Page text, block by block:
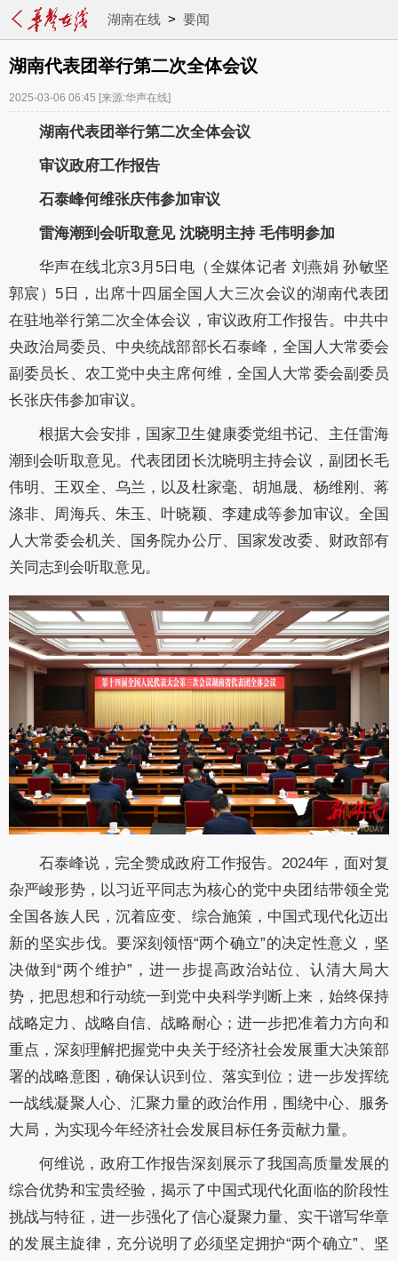
湖南在线> 要闻
湖南代表团举行第二次全体会议
2025-03-06 06:45 [来源:华声在线]
湖南代表团举行第二次全体会议
审议政府工作报告
石泰峰何维张庆伟参加审议
雷海潮到会听取意见 沈晓明主持 毛伟明参加
华声在线北京3月5日电（全媒体记者 刘燕娟 孙敏坚
郭宸）5日，出席十四届全国人大三次会议的湖南代表团
在驻地举行第二次全体会议，审议政府工作报告。中共中
央政治局委员、中央统战部部长石泰峰，全国人大常委会
副委员长、农工党中央主席何维，全国人大常委会副委员
长张庆伟参加审议。
根据大会安排，国家卫生健康委党组书记、主任雷海
潮到会听取意见。代表团团长沈晓明主持会议，副团长毛
伟明、王双全、乌兰，以及杜家毫、胡旭晟、杨维刚、蒋
涤非、周海兵、朱玉、叶晓颖、李建成等参加审议。全国
人大常委会机关、国务院办公厅、国家发改委、财政部有
关同志到会听取意见。
石泰峰说，完全赞成政府工作报告。 2024年，面对复
杂严峻形势，以习近平同志为核心的党中央团结带领全党
全国各族人民，沉着应变、综合施策，中国式现代化迈出
新的坚实步伐。要深刻领悟“两个确立”的决定性意义，坚
决做到“两个维护”，进一步提高政治站位、认清大局大
势，把思想和行动统一到党中央科学判断上来，始终保持
战略定力、战略自信、战略耐心；进一步把准着力方向和
重点，深刻理解把握党中央关于经济社会发展重大决策部
署的战略意图，确保认识到位、落实到位；进一步发挥统
一战线凝聚人心、汇聚力量的政治作用，围绕中心、服务
大局，为实现今年经济社会发展目标任务贡献力量。
何维说，政府工作报告深刻展示了我国高质量发展的
综合优势和宝贵经验，揭示了中国式现代化面临的阶段性
挑战与特征，进一步强化了信心凝聚力量、实干谱写华章
的发展主旋律，充分说明了必须坚定拥护“两个确立”、坚